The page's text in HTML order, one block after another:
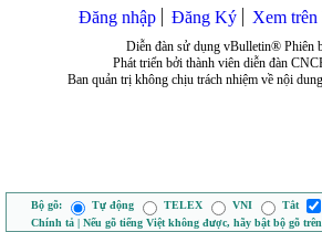
Đăng nhập Đăng Ký Xem trên
Diễn đàn sử dụng vBulletin® Phiên
Phát triển bởi thành viên diễn đàn
Ban quản trị không chịu trách nhiệm về nội
Bộ gõ: Tự động TELEX VNI Tắt
Chính tả | Nếu gõ tiếng Việt không được, hãy bật bộ gõ